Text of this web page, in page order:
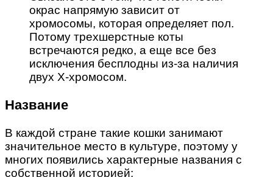
окрас напрямую зависит от
хромосомы, которая определяет пол.
Потому трехшерстные коты
встречаются редко, а еще все без
исключения бесплодны из-за наличия
двух Х-хромосом.
Название
В каждой стране такие кошки занимают
значительное место в культуре, поэтому у
многих появились характерные названия с
собственной историей: